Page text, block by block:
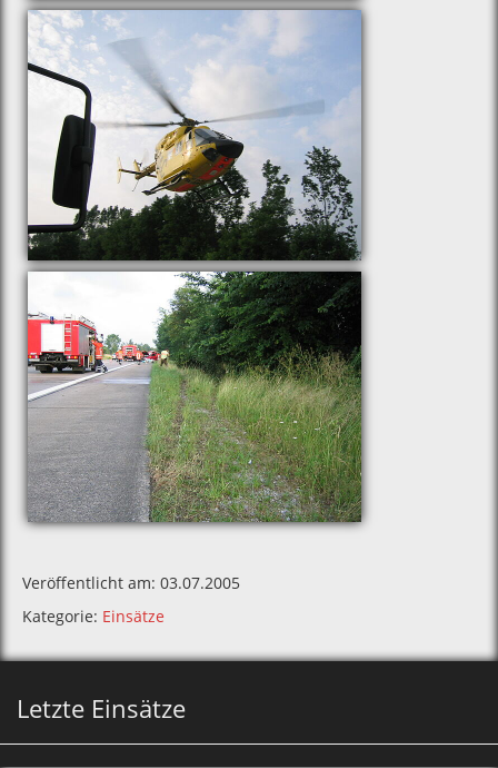
Veröffentlicht am: 03.07.2005
Kategorie: Einsätze
Letzte Einsätze